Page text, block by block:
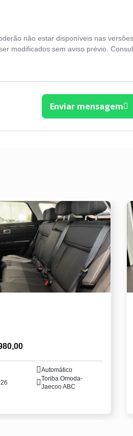
/ Stop Engine
solar
elétricas
elétricos
não estar disponíveis nas versões.
modificados sem aviso prévio.
Enviar mensagem
Automático
Toriba Omoda-
Jaecoo ABC